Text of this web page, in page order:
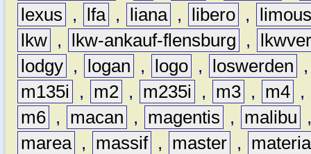
lexus
, lfa , liana , libero ,
lkw , lkw-ankauf-flensburg ,
lodgy , logan , logo , loswerden
m135i
, m2 , m235i , m3 , m4 ,
m6 , macan , magentis , malibu
marea , massif , master ,
materia